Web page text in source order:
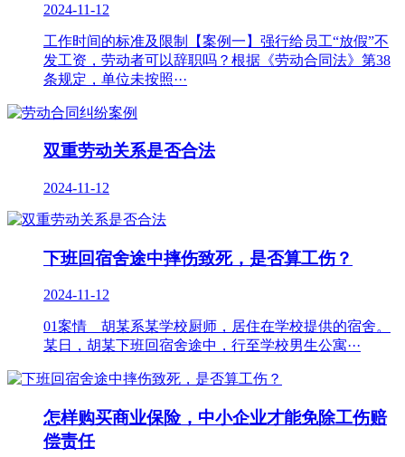
2024-11-12
工作时间的标准及限制【案例一】强行给员工“放假”不
发工资，劳动者可以辞职吗？根据《劳动合同法》第38
条规定，单位未按照···
双重劳动关系是否合法
2024-11-12
下班回宿舍途中摔伤致死，是否算工伤？
2024-11-12
01案情 胡某系某学校厨师，居住在学校提供的宿舍。
某日，胡某下班回宿舍途中，行至学校男生公寓···
怎样购买商业保险，中小企业才能免除工伤赔
偿责任